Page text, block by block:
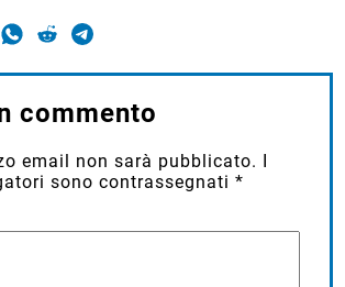
commento
email non sarà pubblicato. I
sono contrassegnati*